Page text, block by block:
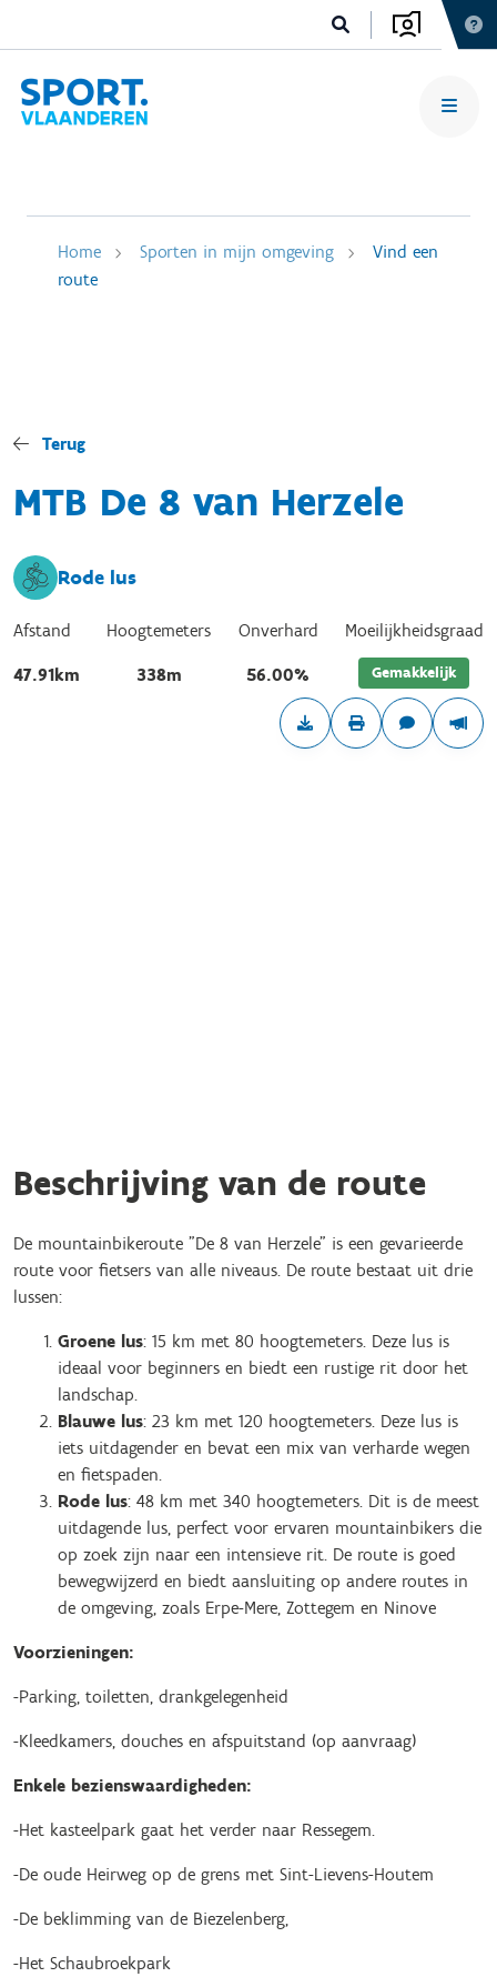
Home Sporten in mijn omgeving
Vind een
route
Terug
MTB De 8 van Herzele
Rode lus
Afstand
47.91km
Hoogtemeters
338m
Onverhard
56.00%
Moeilijkheidsgraad
Gemakkelijk
Beschrijving van de route
De mountainbikeroute "De 8 van Herzele" is een gevarieerde
route voor fietsers van alle niveaus. De route bestaat uit drie
lussen:
Groene lus: 15 km met 80 hoogtemeters. Deze lus is
ideaal voor beginners en biedt een rustige rit door het
landschap.
Blauwe lus: 23 km met 120 hoogtemeters. Deze lus is
iets uitdagender en bevat een mix van verharde wegen
en fietspaden.
Rode lus: 48 km met 340 hoogtemeters. Dit is de meest
uitdagende lus, perfect voor ervaren mountainbikers die
op zoek zijn naar een intensieve rit. De route is goed
bewegwijzerd en biedt aansluiting op andere routes in
de omgeving, zoals Erpe-Mere, Zottegem en Ninove
Voorzieningen:
-Parking, toiletten, drankgelegenheid
-Kleedkamers, douches en afspuitstand (op aanvraag)
Enkele bezienswaardigheden:
-Het kasteelpark gaat het verder naar Ressegem.
-De oude Heirweg op de grens met Sint-Lievens-Houtem
-De beklimming van de Biezelenberg,
-Het Schaubroekpark